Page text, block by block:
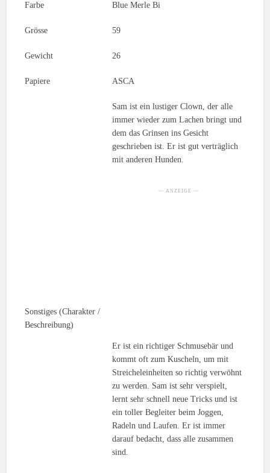
Farbe Blue Merle Bi
Grösse 59
Gewicht 26
Papiere ASCA
Sonstiges (Charakter /
Beschreibung)
Sam ist ein lustiger Clown, der alle
immer wieder zum Lachen bringt und
dem das Grinsen ins Gesicht
geschrieben ist. Er ist gut verträglich
mit anderen Hunden.
— ANZEIGE —
Er ist ein richtiger Schmusebär und
kommt oft zum Kuscheln, um mit
Streicheleinheiten so richtig verwöhnt
zu werden. Sam ist sehr verspielt,
lernt sehr schnell neue Tricks und ist
ein toller Begleiter beim Joggen,
Radeln und Laufen. Er ist immer
darauf bedacht, dass alle zusammen
sind.